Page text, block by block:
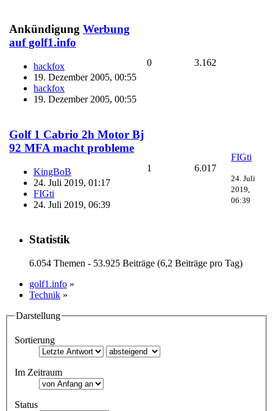
Ankündigung Werbung
auf golf1.info
hackfox
19. Dezember 2005, 00:55
hackfox
19. Dezember 2005, 00:55
0 3.162
Golf 1 Cabrio 2h Motor Bj
92 MFA macht probleme
KingBoB
24. Juli 2019, 01:17
FIGti
24. Juli 2019, 06:39
1 6.017
FIGti
24. Juli
2019,
06:39
Statistik
6.054 Themen - 53.925 Beiträge (6,2 Beiträge pro Tag)
golf1.info »
Technik »
Darstellung
Sortierung
Im Zeitraum
Status